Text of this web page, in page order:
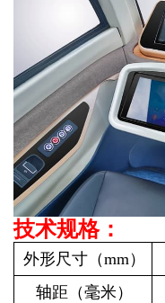
技术规格：
外形尺寸（mm）
轴距（毫米）